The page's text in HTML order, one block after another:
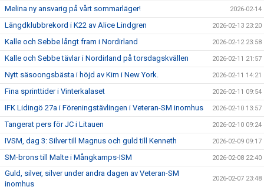
Melina ny ansvarig på vårt sommarläger! 2026-02-14
Längdklubbrekord i K22 av Alice Lindgren 2026-02-13 23:20
Kalle och Sebbe långt fram i Nordirland 2026-02-12 23:58
Kalle och Sebbe tävlar i Nordirland på torsdagskvällen 2026-02-11 21:57
Nytt säsoongsbästa i höjd av Kim i New York. 2026-02-11 14:21
Fina sprinttider i Vinterkalaset 2026-02-11 09:54
IFK Lidingö 27a i Föreningstävlingen i Veteran-SM inomhus 2026-02-10 13:57
Tangerat pers för JC i Litauen 2026-02-10 09:24
IVSM, dag 3: Silver till Magnus och guld till Kenneth 2026-02-09 09:17
SM-brons till Malte i Mångkamps-ISM 2026-02-08 22:40
Guld, silver, silver under andra dagen av Veteran-SM
inomhus
2026-02-07 23:48